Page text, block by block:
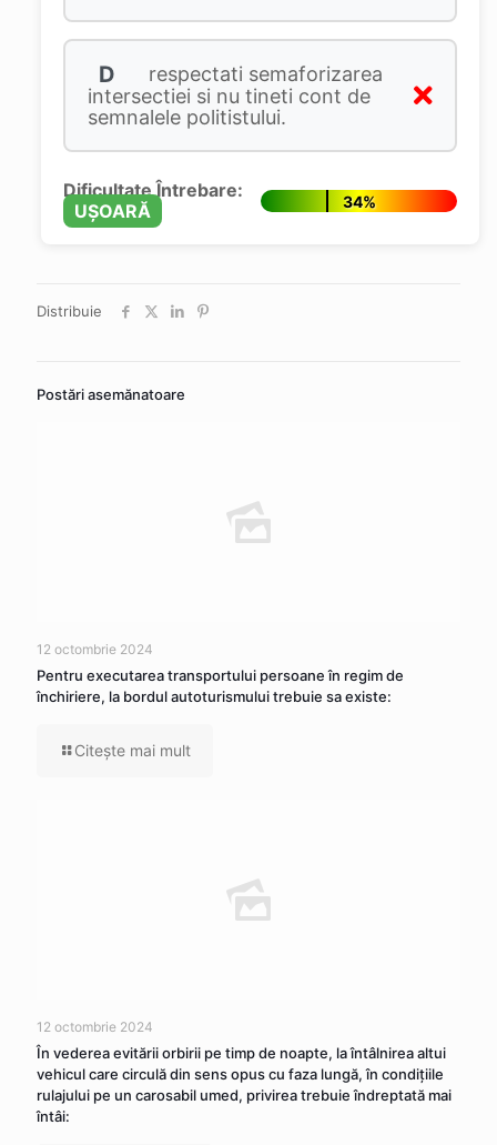
D
respectati semaforizarea
intersectiei si nu tineti cont de
semnalele politistului.
Dificultate Întrebare:
UȘOARĂ
34%
Distribuie
Postări asemănatoare
12 octombrie 2024
Pentru executarea transportului persoane în regim de
închiriere, la bordul autoturismului trebuie sa existe:
Citeşte mai mult
12 octombrie 2024
În vederea evitării orbirii pe timp de noapte, la întâlnirea altui
vehicul care circulă din sens opus cu faza lungă, în condițiile
rulajului pe un carosabil umed, privirea trebuie îndreptată mai
întâi: